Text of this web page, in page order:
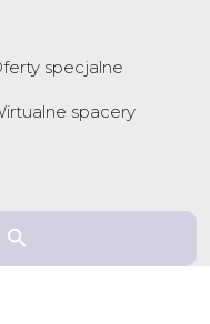
specjalne
spacery